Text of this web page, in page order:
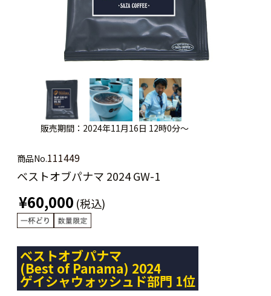
販売期間：2024年11月16日 12時0分～
商品No.111449
ベストオブパナマ 2024 GW-1
¥60,000 (税込)
ベストオブパナマ
(Best of Panama) 2024
ゲイシャウォッシュド部門 1位